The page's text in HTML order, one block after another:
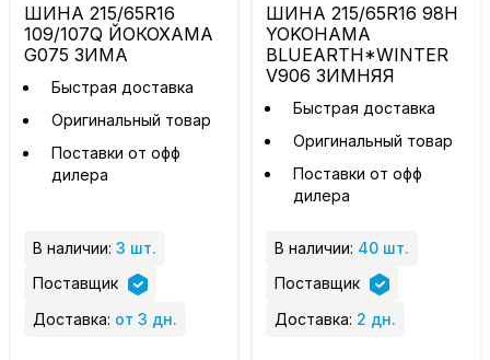
ШИНА 215/65R16
109/107Q ЙОКОХАМА
G075 ЗИМА
Быстрая доставка
Оригинальный товар
Поставки от офф
дилера
В наличии: 3 шт.
Поставщик
Доставка: от 3 дн.
ШИНА 215/65R16 98H
YOKOHAMA
BLUEARTH*WINTER
V906 ЗИМНЯЯ
Быстрая доставка
Оригинальный товар
Поставки от офф
дилера
В наличии: 40 шт.
Поставщик
Доставка: 2 дн.